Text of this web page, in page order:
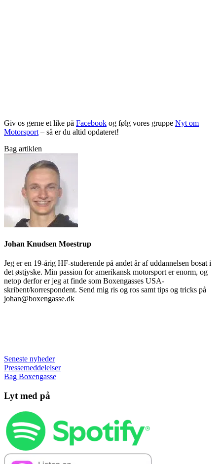
Giv os gerne et like på Facebook og følg vores gruppe Nyt om
Motorsport – så er du altid opdateret!
Bag artiklen
Johan Knudsen Moestrup
Jeg er en 19-årig HF-studerende på andet år af uddannelsen bosat i
det østjyske. Min passion for amerikansk motorsport er enorm, og
netop derfor er jeg at finde som Boxengasses USA-
skribent/korrespondent. Send mig ris og ros samt tips og tricks på
johan@boxengasse.dk
Seneste nyheder
Pressemeddelelser
Bag Boxengasse
Lyt med på